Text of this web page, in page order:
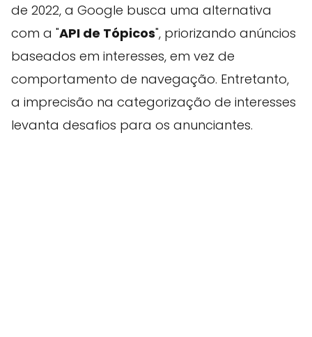
de 2022, a Google busca uma alternativa
com a "API de Tópicos", priorizando anúncios
baseados em interesses, em vez de
comportamento de navegação. Entretanto,
a imprecisão na categorização de interesses
levanta desafios para os anunciantes.